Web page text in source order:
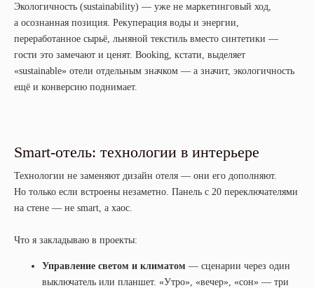
Экологичность (sustainability) — уже не маркетинговый ход,
а осознанная позиция. Рекуперация воды и энергии,
переработанное сырьё, льняной текстиль вместо синтетики —
гости это замечают и ценят. Booking, кстати, выделяет
«sustainable» отели отдельным значком — а значит, экологичность
ещё и конверсию поднимает.
Smart-отель: технологии в интерьере
Технологии не заменяют дизайн отеля — они его дополняют.
Но только если встроены незаметно. Панель с 20 переключателями
на стене — не smart, а хаос.
Что я закладываю в проекты:
Управление светом и климатом — сценарии через один
выключатель или планшет. «Утро», «вечер», «сон» — три